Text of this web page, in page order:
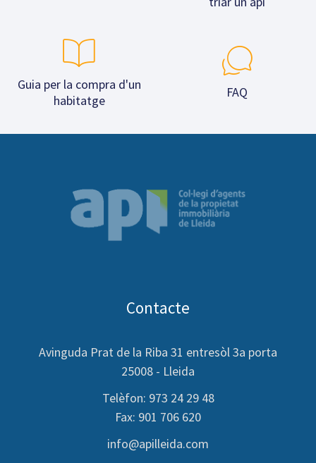
Guia per la compra d'un
habitatge
FAQ
Contacte
Avinguda Prat de la Riba 31 entresòl 3a porta
25008 - Lleida
Telèfon: 973 24 29 48
Fax: 901 706 620
info@apilleida.com